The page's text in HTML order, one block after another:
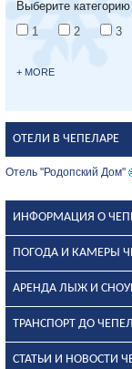
Выберите
1
2 3
+ MORE
ОТЕЛИ В ЧЕПЕЛАРЕ
Отель "Родопский Дом"
ИНФОРМАЦИЯ О
ПОГОДА И КАМЕРЫ
АРЕНДА ЛЫЖ И
ТРАНСПОРТ ДО
СТАТЬИ И НОВОСТИ